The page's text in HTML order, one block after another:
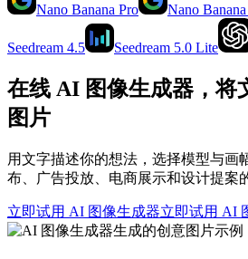
Nano Banana Pro Nano Banana
Seedream 4.5 Seedream 5.0 Lite
在线 AI 图像生成器，将
图片
用文字描述你的想法，选择模型与画
布、广告投放、电商展示和设计提案
立即试用 AI 图像生成器立即试用 AI